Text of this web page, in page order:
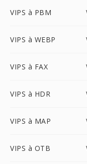
VIPS à PBM
VIPS à WEBP
VIPS à FAX
VIPS à HDR
VIPS à MAP
VIPS à OTB